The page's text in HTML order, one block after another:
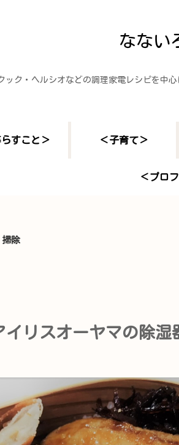
なない
ック・ヘルシオなどの調理家電レシピを中
らすこと＞ ＜子育て＞
＜プロ
掃除
リスオーヤマの除湿